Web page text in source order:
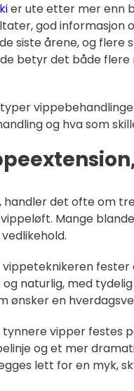
er ute etter mer enn
god informasjon
siste årene, og flere
betyr det både
og hva som
handler det ofte om
Mange
naturlig, med
ønsker en
vipper festes
og et mer
lett for en myk,